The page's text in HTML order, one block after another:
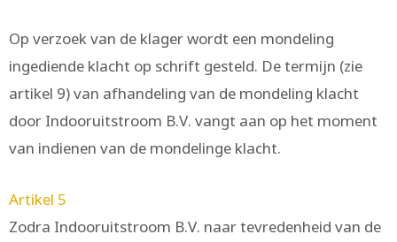
Op verzoek van de klager wordt een mondeling
ingediende klacht op schrift gesteld. De termijn (zie
artikel 9) van afhandeling van de mondeling klacht
door Indooruitstroom B.V. vangt aan op het moment
van indienen van de mondelinge klacht.
Artikel 5
Zodra Indooruitstroom B.V. naar tevredenheid van de